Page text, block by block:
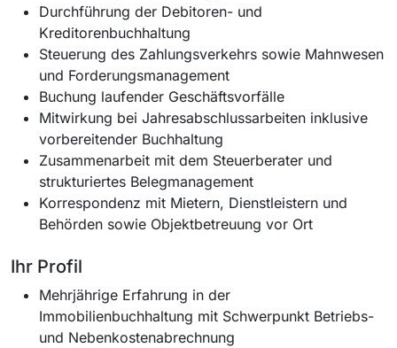
Durchführung der Debitoren- und
Kreditorenbuchhaltung
Steuerung des Zahlungsverkehrs sowie Mahnwesen
und Forderungsmanagement
Buchung laufender Geschäftsvorfälle
Mitwirkung bei Jahresabschlussarbeiten inklusive
vorbereitender Buchhaltung
Zusammenarbeit mit dem Steuerberater und
strukturiertes Belegmanagement
Korrespondenz mit Mietern, Dienstleistern und
Behörden sowie Objektbetreuung vor Ort
Ihr Profil
Mehrjährige Erfahrung in der
Immobilienbuchhaltung mit Schwerpunkt Betriebs-
und Nebenkostenabrechnung